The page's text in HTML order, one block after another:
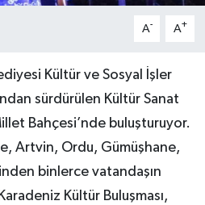
A- A+
Kültür ve Sosyal İşler
sürdürülen Kültür Sanat
Bahçesi’nde buluşturuyor.
Artvin, Ordu, Gümüşhane,
binlerce vatandaşın
Kültür Buluşması,